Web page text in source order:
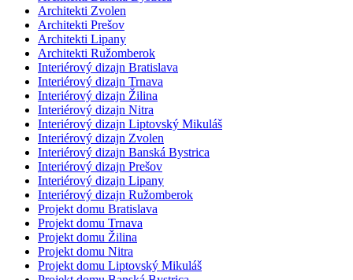
Architekti Zvolen
Architekti Prešov
Architekti Lipany
Architekti Ružomberok
Interiérový dizajn Bratislava
Interiérový dizajn Trnava
Interiérový dizajn Žilina
Interiérový dizajn Nitra
Interiérový dizajn Liptovský Mikuláš
Interiérový dizajn Zvolen
Interiérový dizajn Banská Bystrica
Interiérový dizajn Prešov
Interiérový dizajn Lipany
Interiérový dizajn Ružomberok
Projekt domu Bratislava
Projekt domu Trnava
Projekt domu Žilina
Projekt domu Nitra
Projekt domu Liptovský Mikuláš